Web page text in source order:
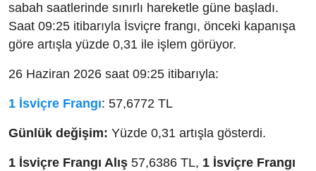
sabah saatlerinde sınırlı hareketle güne başladı.
Saat 09:25 itibarıyla İsviçre frangı, önceki kapanışa
göre artışla yüzde 0,31 ile işlem görüyor.
26 Haziran 2026 saat 09:25 itibarıyla:
1 İsviçre Frangı: 57,6772 TL
Günlük değişim: Yüzde 0,31 artışla gösterdi.
1 İsviçre Frangı Alış 57,6386 TL, 1 İsviçre Frangı